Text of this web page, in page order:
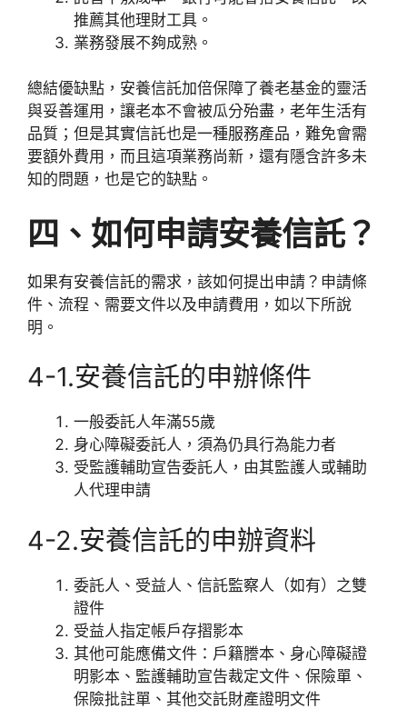
推薦其他理財工具。
業務發展不夠成熟。
總結優缺點，安養信託加倍保障了養老基金的靈活
與妥善運用，讓老本不會被瓜分殆盡，老年生活有
品質；但是其實信託也是一種服務產品，難免會需
要額外費用，而且這項業務尚新，還有隱含許多未
知的問題，也是它的缺點。
四、 如何申請安養信託？
如果有安養信託的需求，該如何提出申請？申請條
件、流程、需要文件以及申請費用，如以下所說
明。
4-1.安養信託的申辦條件
一般委託人年滿55歲
身心障礙委託人，須為仍具行為能力者
受監護輔助宣告委託人，由其監護人或輔助
人代理申請
4-2.安養信託的申辦資料
委託人、受益人、信託監察人（如有）之雙
證件
受益人指定帳戶存摺影本
其他可能應備文件：戶籍謄本、身心障礙證
明影本、監護輔助宣告裁定文件、保險單、
保險批註單、其他交託財產證明文件